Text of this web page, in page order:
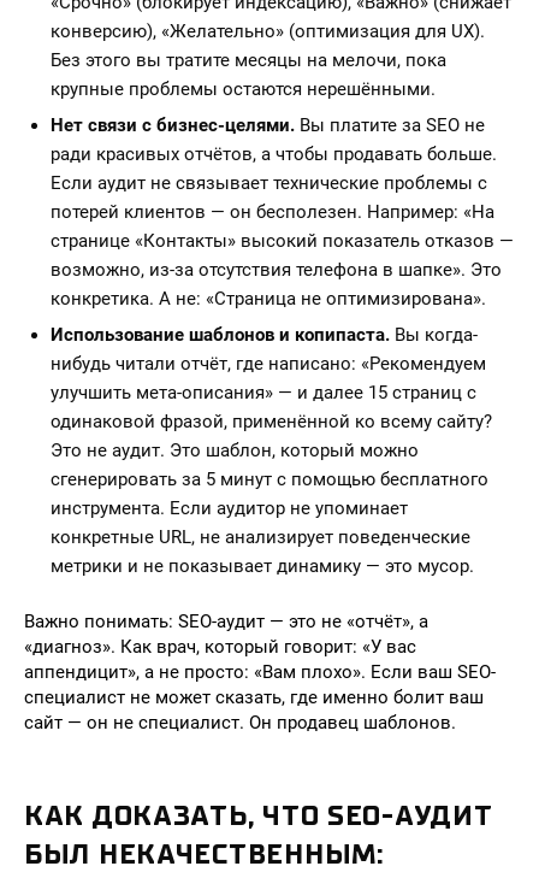
конверсию), «Желательно» (оптимизация для UX).
Без этого вы тратите месяцы на мелочи, пока
крупные проблемы остаются нерешёнными.
Нет связи с бизнес-целями. Вы платите за SEO не
ради красивых отчётов, а чтобы продавать больше.
Если аудит не связывает технические проблемы с
потерей клиентов — он бесполезен. Например: «На
странице «Контакты» высокий показатель отказов —
возможно, из-за отсутствия телефона в шапке». Это
конкретика. А не: «Страница не оптимизирована».
Использование шаблонов и копипаста. Вы когда-
нибудь читали отчёт, где написано: «Рекомендуем
улучшить мета-описания» — и далее 15 страниц с
одинаковой фразой, применённой ко всему сайту?
Это не аудит. Это шаблон, который можно
сгенерировать за 5 минут с помощью бесплатного
инструмента. Если аудитор не упоминает
конкретные URL, не анализирует поведенческие
метрики и не показывает динамику — это мусор.
Важно понимать: SEO-аудит — это не «отчёт», а
«диагноз». Как врач, который говорит: «У вас
аппендицит», а не просто: «Вам плохо». Если ваш SEO-
специалист не может сказать, где именно болит ваш
сайт — он не специалист. Он продавец шаблонов.
КАК ДОКАЗАТЬ, ЧТО SEO-АУДИТ
БЫЛ НЕКАЧЕСТВЕННЫМ: